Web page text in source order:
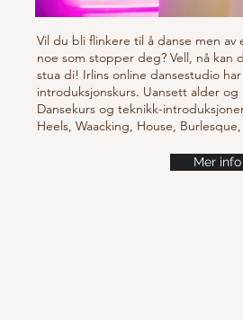
Vil du bli flinkere til å danse men
noe som stopper deg? Vell, nå kan
stua di! Irlins online dansestudio
introduksjonskurs. Uansett alder
Dansekurs og teknikk-
Heels, Waacking, House,
Mer info